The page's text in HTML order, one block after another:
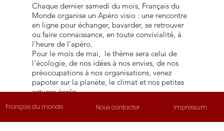
Chaque dernier samedi du mois, Français du
Monde organise un Apéro visio : une rencontre
en ligne pour échanger, bavarder, se retrouver
ou faire connaissance, en toute convivialité, à
l'heure de l'apéro.
Pour le mois de mai, le thème sera celui de
l'écologie, de nos idées à nos envies, de nos
préoccupations à nos organisations, venez
papoter sur la planète, le climat et nos petites
astuces écolo....
presidence.adfe.berlin@gmail.com
Impressum
Nous contacter
Français du monde